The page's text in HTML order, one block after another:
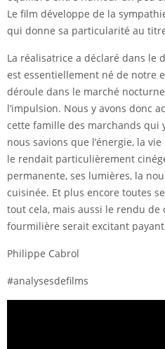
Le film développe de la
qui donne sa particularité au
La réalisatrice a déclaré dans le
est essentiellement né de notre
déroule dans le marché
l’impulsion. Nous y avons donc
cette famille des marchands qui
nous savions que l’énergie, la
le rendait particulièrement
permanente, ses lumières, la
cuisinée. Et plus encore toutes
tout cela, mais aussi le rendu de
fourmilière serait excitant payant
Philippe Cabrol
#analysesdefilms